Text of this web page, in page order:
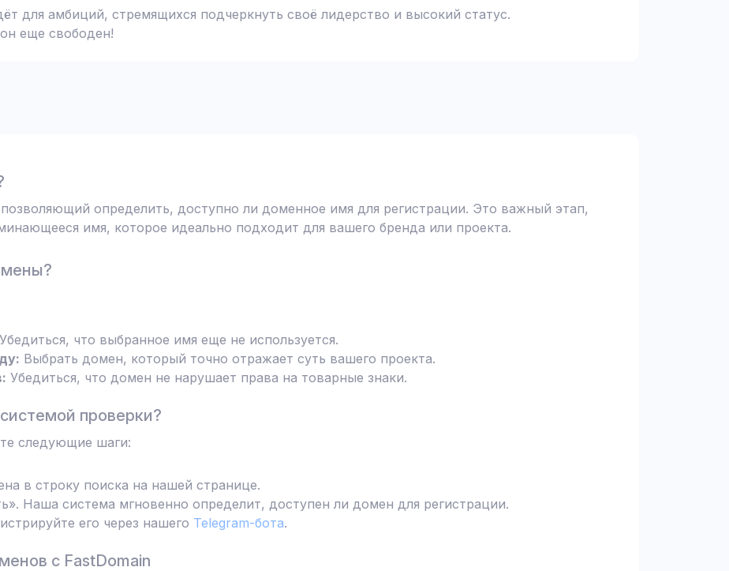
для амбиций, стремящихся подчеркнуть своё лидерство и высокий статус.
еще свободен!
определить, доступно ли доменное имя для регистрации. Это важный этап,
имя, которое идеально подходит для вашего бренда или проекта.
Убедиться, что выбранное имя еще не используется.
Выбрать домен, который точно отражает суть вашего проекта.
Убедиться, что домен не нарушает права на товарные знаки.
проверки?
следующие шаги:
в строку поиска на нашей странице.
Наша система мгновенно определит, доступен ли домен для регистрации.
его через нашего Telegram-бота.
с FastDomain